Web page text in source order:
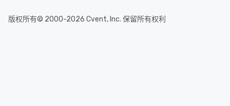
版权所有© 2000-2026 Cvent, Inc. 保留所有权利